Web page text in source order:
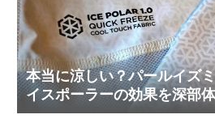
本当に涼しい？パールイズ
イスポーラーの効果を深部
ってみた